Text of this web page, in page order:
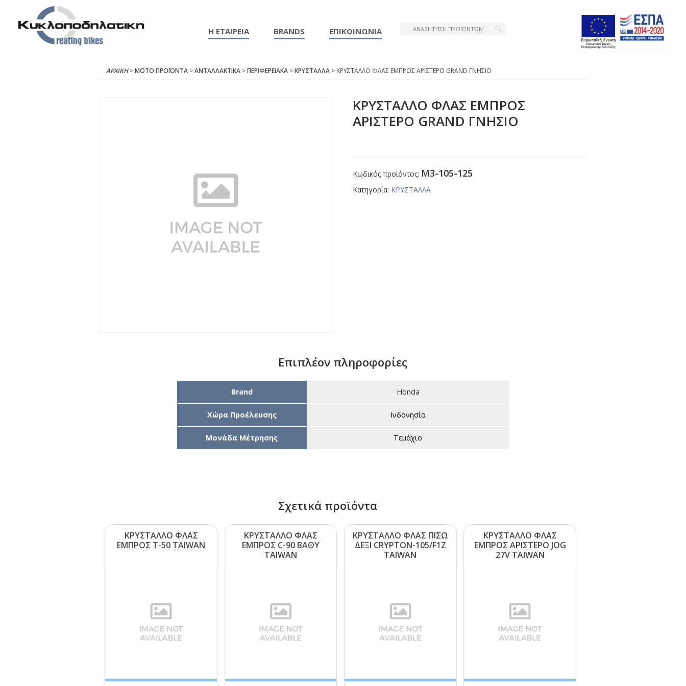
Η ΕΤΑΙΡΕΙΑ BRANDS ΕΠΙΚΟΙΝΩΝΙΑ
ΑΡΧΙΚΉ>ΜΟΤΟ ΠΡΟΪΟΝΤΑ>ΑΝΤΑΛΛΑΚΤΙΚΑ>ΠΕΡΙΦΕΡΕΙΑΚΑ>ΚΡΥΣΤΑΛΛΑ> ΚΡΥΣΤΑΛΛΟ ΦΛΑΣ ΕΜΠΡΟΣ ΑΡΙΣΤΕΡΟ GRΑΝD ΓΝΗΣΙΟ
ΚΡΥΣΤΑΛΛΟ ΦΛΑΣ ΕΜΠΡΟΣ
ΑΡΙΣΤΕΡΟ GRΑΝD ΓΝΗΣΙΟ
Κωδικός προϊόντος: Μ3-105-125
Κατηγορία: ΚΡΥΣΤΑΛΛΑ
Επιπλέον πληροφορίες
Brand Honda
Χώρα Προέλευσης Ινδονησία
Μονάδα Μέτρησης Τεμάχιο
Σχετικά προϊόντα
ΚΡΥΣΤΑΛΛΟ ΦΛΑΣ
ΕΜΠΡΟΣ Τ-50 ΤΑΙWΑΝ
ΚΡΥΣΤΑΛΛΟ ΦΛΑΣ
ΕΜΠΡΟΣ C-90 ΒΑΘΥ
ΤΑΙWΑΝ
ΚΡΥΣΤΑΛΛΟ ΦΛΑΣ ΠΙΣΩ
ΔΕΞΙ CRΥΡΤΟΝ-105/F1Ζ
ΤΑΙWΑΝ
ΚΡΥΣΤΑΛΛΟ ΦΛΑΣ
ΕΜΠΡΟΣ ΑΡΙΣΤΕΡΟ JΟG
27V ΤΑΙWΑΝ